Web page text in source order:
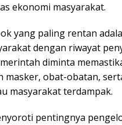
ekonomi masyarakat.
yang paling rentan
dengan riwayat
diminta
masker, obat-obatan,
masyarakat terdampak.
pentingnya